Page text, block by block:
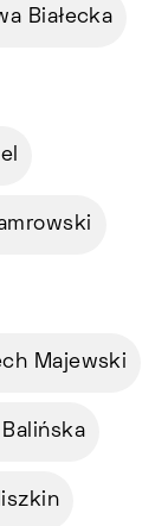
Białecka
Majewski